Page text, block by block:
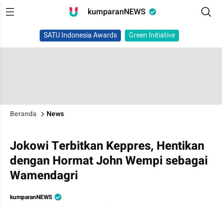
kumparanNEWS
SATU Indonesia Awards Green Initiative
Beranda News
Jokowi Terbitkan Keppres, Hentikan
dengan Hormat John Wempi sebagai
Wamendagri
kumparanNEWS